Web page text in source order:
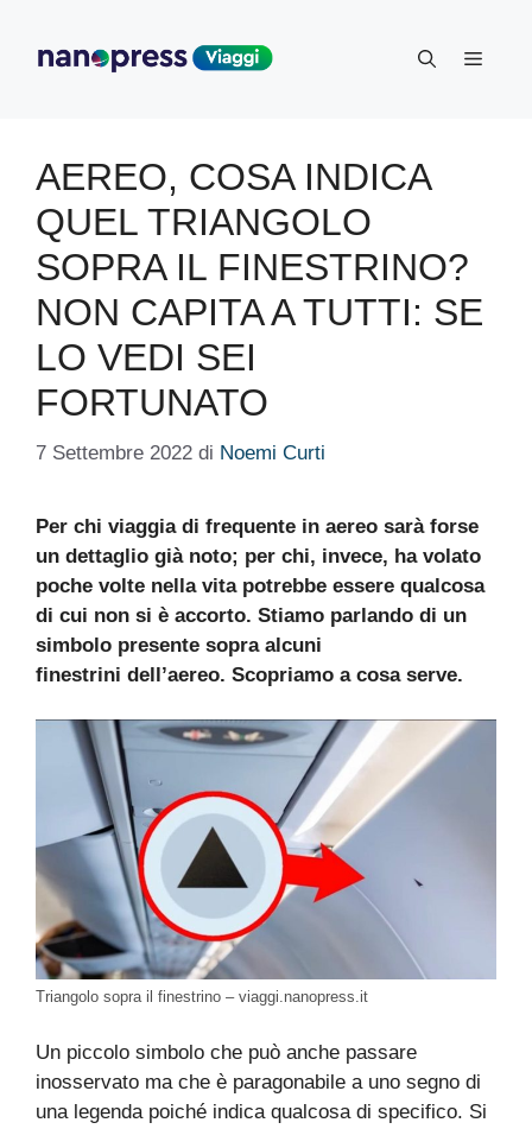
contenuto
Menu
AEREO, COSA INDICA
QUEL TRIANGOLO
SOPRA IL FINESTRINO?
NON CAPITA A TUTTI: SE
LO VEDI SEI
FORTUNATO
7 Settembre 2022 di Noemi Curti
Per chi viaggia di frequente in aereo sarà forse
un dettaglio già noto; per chi, invece, ha volato
poche volte nella vita potrebbe essere qualcosa
di cui non si è accorto. Stiamo parlando di un
simbolo presente sopra alcuni
finestrini dell’aereo. Scopriamo a cosa serve.
Triangolo sopra il finestrino – viaggi.nanopress.it
Un piccolo simbolo che può anche passare
inosservato ma che è paragonabile a uno segno di
una legenda poiché indica qualcosa di specifico. Si